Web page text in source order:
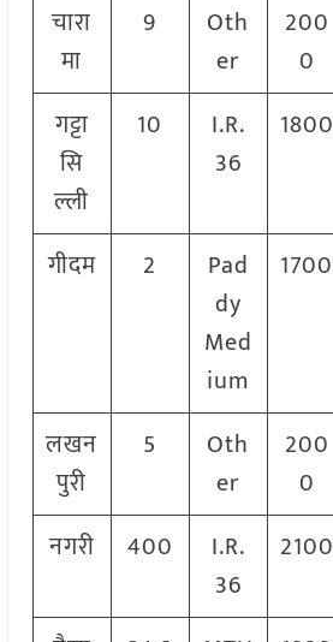
चारा
मा
9
Oth
er
200
0
गट्टा
सि
ल्ली
10
I.R.
36
1800
गीदम 2
Pad
dy
Med
ium
1700
लखन
पुरी
5
Oth
er
200
0
नगरी
400
I.R.
36
2100